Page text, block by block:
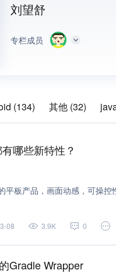
刘望舒
专栏成员
(134) 其他 (32)
(6) xml (4)
apache (2)
人工智
(2) 官方文档 (1)
机
c# (1) html (1)
哪些新特性？
平板产品，画面动感，可操
08 3.9K 0
Gradle Wrapper